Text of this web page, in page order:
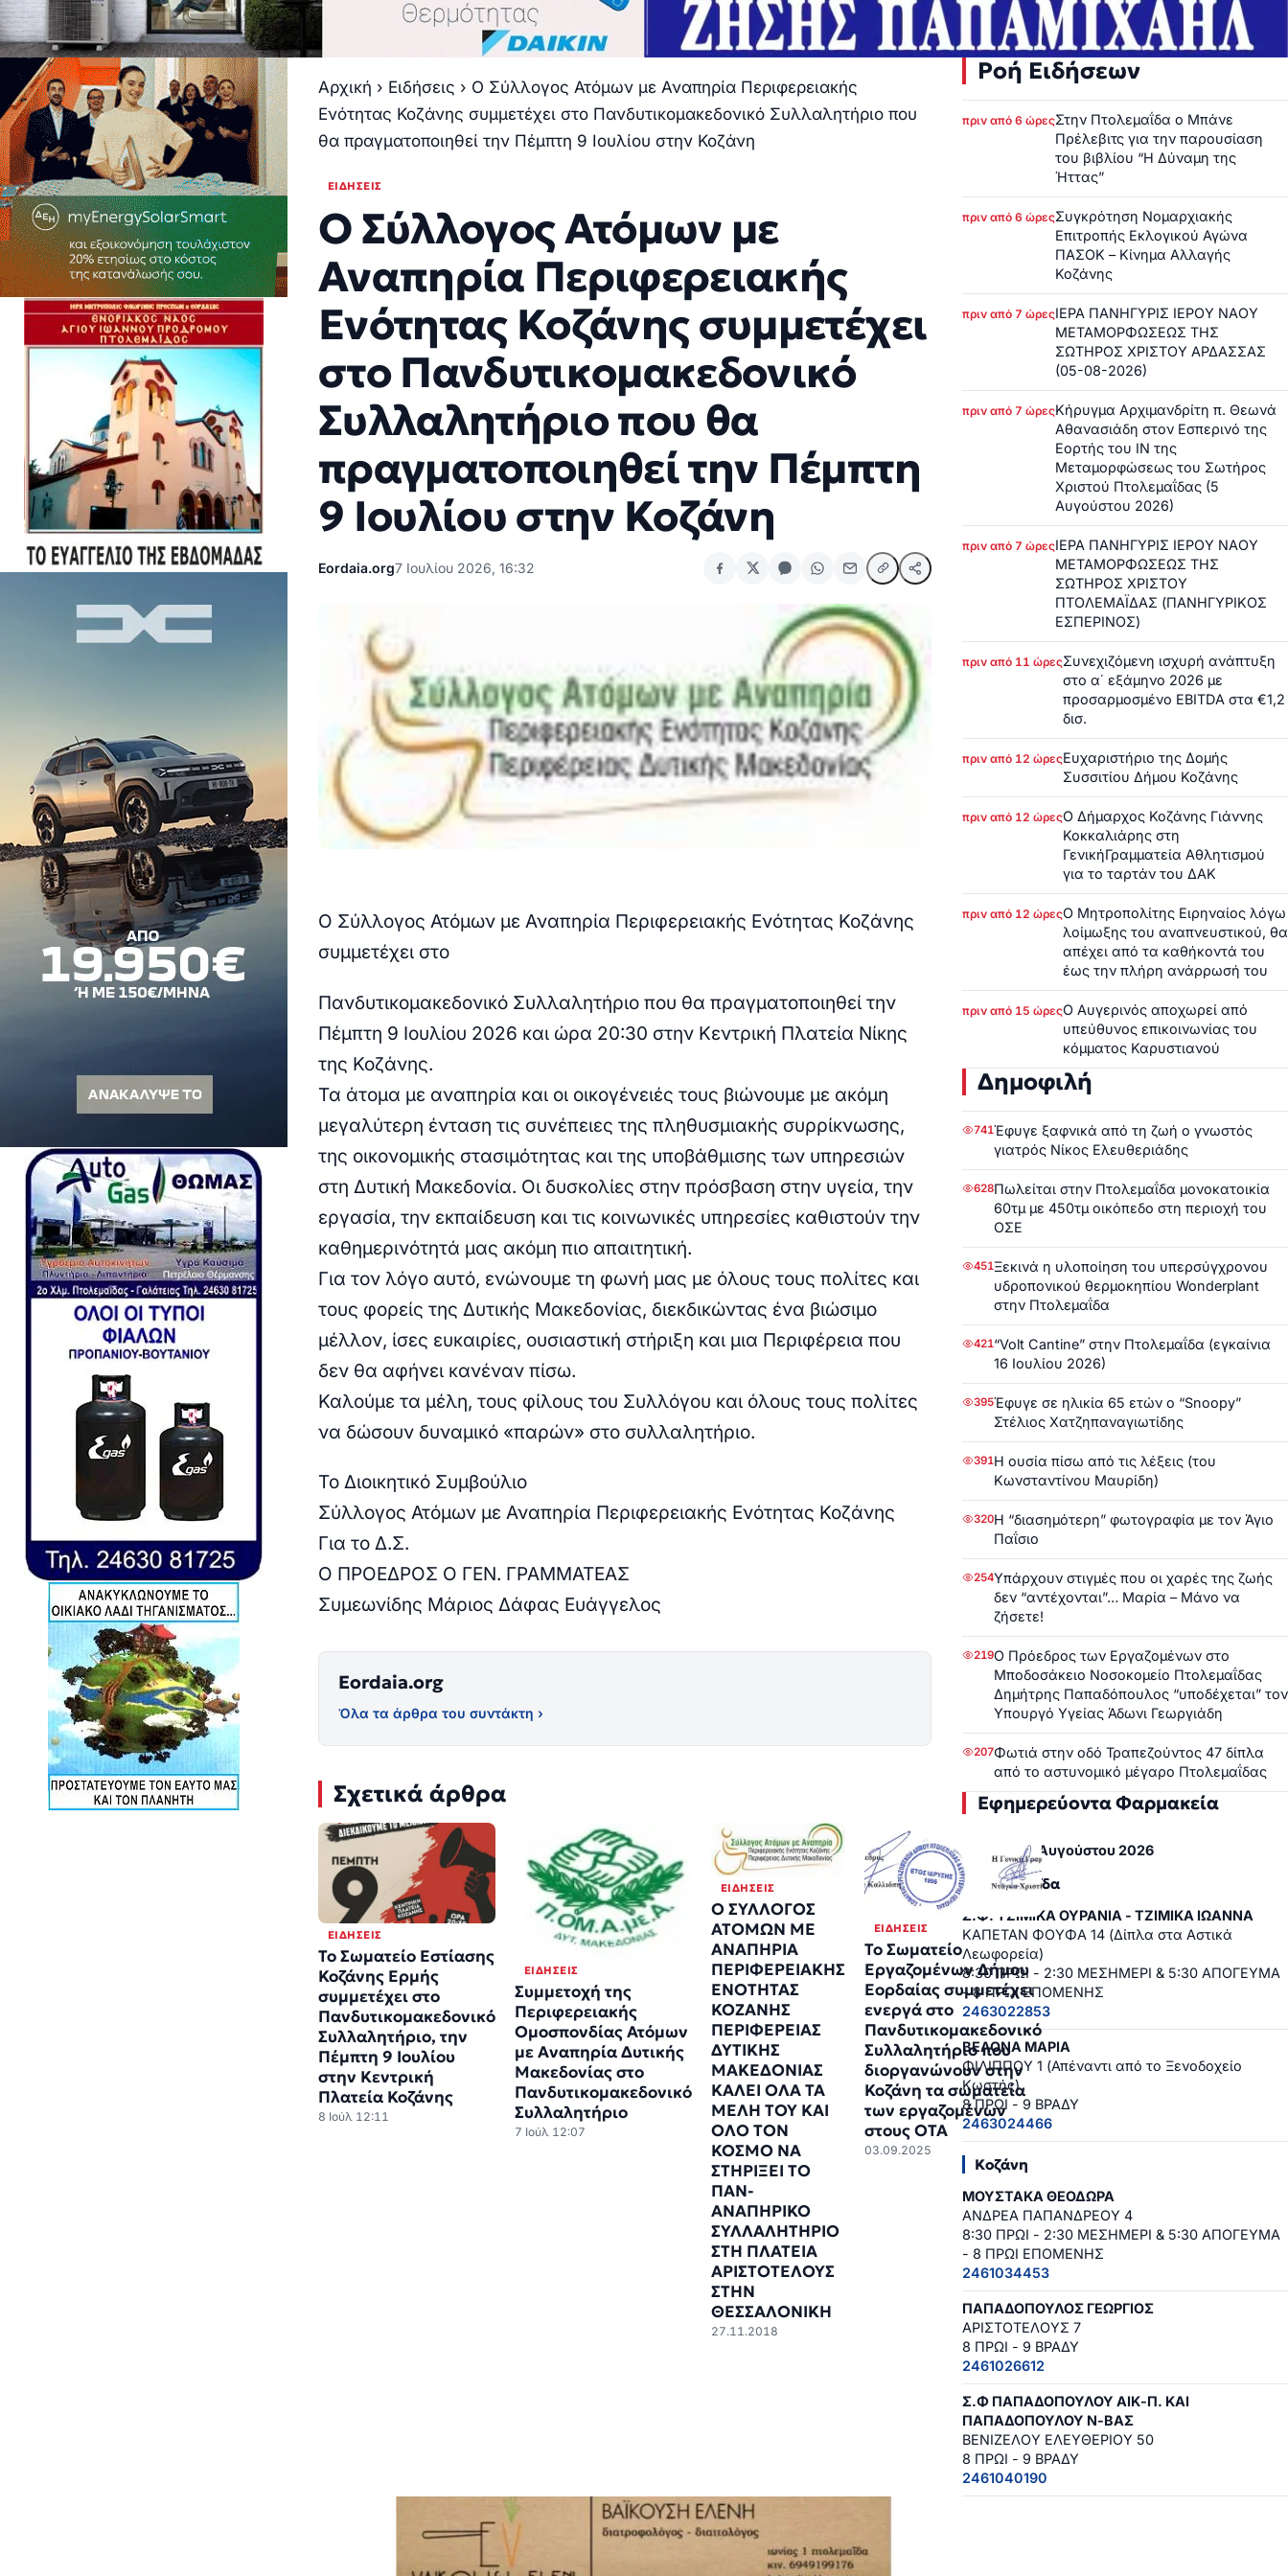
Αρχική › Ειδήσεις › Ο Σύλλογος Ατόμων με Αναπηρία Περιφερειακής
Ενότητας Κοζάνης συμμετέχει στο Πανδυτικομακεδονικό Συλλαλητήριο που
θα πραγματοποιηθεί την Πέμπτη 9 Ιουλίου στην Κοζάνη
ΕΙΔΉΣΕΙΣ
Ο Σύλλογος Ατόμων με
Αναπηρία Περιφερειακής
Ενότητας Κοζάνης συμμετέχει
στο Πανδυτικομακεδονικό
Συλλαλητήριο που θα
πραγματοποιηθεί την Πέμπτη
9 Ιουλίου στην Κοζάνη
Eordaia.org7 Ιουλίου 2026, 16:32
Ο Σύλλογος Ατόμων με Αναπηρία Περιφερειακής Ενότητας Κοζάνης
συμμετέχει στο
Πανδυτικομακεδονικό Συλλαλητήριο που θα πραγματοποιηθεί την
Πέμπτη 9 Ιουλίου 2026 και ώρα 20:30 στην Κεντρική Πλατεία Νίκης
της Κοζάνης.
Τα άτομα με αναπηρία και οι οικογένειές τους βιώνουμε με ακόμη
μεγαλύτερη ένταση τις συνέπειες της πληθυσμιακής συρρίκνωσης,
της οικονομικής στασιμότητας και της υποβάθμισης των υπηρεσιών
στη Δυτική Μακεδονία. Οι δυσκολίες στην πρόσβαση στην υγεία, την
εργασία, την εκπαίδευση και τις κοινωνικές υπηρεσίες καθιστούν την
καθημερινότητά μας ακόμη πιο απαιτητική.
Για τον λόγο αυτό, ενώνουμε τη φωνή μας με όλους τους πολίτες και
τους φορείς της Δυτικής Μακεδονίας, διεκδικώντας ένα βιώσιμο
μέλλον, ίσες ευκαιρίες, ουσιαστική στήριξη και μια Περιφέρεια που
δεν θα αφήνει κανέναν πίσω.
Καλούμε τα μέλη, τους φίλους του Συλλόγου και όλους τους πολίτες
να δώσουν δυναμικό «παρών» στο συλλαλητήριο.
Το Διοικητικό Συμβούλιο
Σύλλογος Ατόμων με Αναπηρία Περιφερειακής Ενότητας Κοζάνης
Για το Δ.Σ.
Ο ΠΡΟΕΔΡΟΣ Ο ΓΕΝ. ΓΡΑΜΜΑΤΕΑΣ
Συμεωνίδης Μάριος Δάφας Ευάγγελος
Eordaia.org
Όλα τα άρθρα του συντάκτη ›
Σχετικά άρθρα
ΕΙΔΉΣΕΙΣ
Το Σωματείο Εστίασης
Κοζάνης Ερμής
συμμετέχει στο
Πανδυτικομακεδονικό
Συλλαλητήριο, την
Πέμπτη 9 Ιουλίου
στην Κεντρική
Πλατεία Κοζάνης
8 Ιούλ 12:11
ΕΙΔΉΣΕΙΣ
Συμμετοχή της
Περιφερειακής
Ομοσπονδίας Ατόμων
με Αναπηρία Δυτικής
Μακεδονίας στο
Πανδυτικομακεδονικό
Συλλαλητήριο
7 Ιούλ 12:07
ΕΙΔΉΣΕΙΣ
Ο ΣΥΛΛΟΓΟΣ
ΑΤΟΜΩΝ ΜΕ
ΑΝΑΠΗΡΙΑ
ΠΕΡΙΦΕΡΕΙΑΚΗΣ
ΕΝΟΤΗΤΑΣ
ΚΟΖΑΝΗΣ
ΠΕΡΙΦΕΡΕΙΑΣ
ΔΥΤΙΚΗΣ
ΜΑΚΕΔΟΝΙΑΣ
ΚΑΛΕΙ ΟΛΑ ΤΑ
ΜΕΛΗ ΤΟΥ ΚΑΙ
ΟΛΟ ΤΟΝ
ΚΟΣΜΟ ΝΑ
ΣΤΗΡΙΞΕΙ ΤΟ
ΠΑΝ-
ΑΝΑΠΗΡΙΚΟ
ΣΥΛΛΑΛΗΤΗΡΙΟ
ΣΤΗ ΠΛΑΤΕΙΑ
ΑΡΙΣΤΟΤΕΛΟΥΣ
ΣΤΗΝ
ΘΕΣΣΑΛΟΝΙΚΗ
27.11.2018
ΕΙΔΉΣΕΙΣ
Το Σωματείο
Εργαζομένων Δήμου
Εορδαίας συμμετέχει
ενεργά στο
Πανδυτικομακεδονικό
Συλλαλητήριο που
διοργανώνουν στην
Κοζάνη τα σωματεία
των εργαζομένων
στους ΟΤΑ
03.09.2025
Ροή Ειδήσεων
πριν από 6 ώρεςΣτην Πτολεμαΐδα ο Μπάνε
Πρέλεβιτς για την παρουσίαση
του βιβλίου “Η Δύναμη της
Ήττας”
πριν από 6 ώρεςΣυγκρότηση Νομαρχιακής
Επιτροπής Εκλογικού Αγώνα
ΠΑΣΟΚ – Κίνημα Αλλαγής
Κοζάνης
πριν από 7 ώρεςΙΕΡΑ ΠΑΝΗΓΥΡΙΣ ΙΕΡΟΥ ΝΑΟΥ
ΜΕΤΑΜΟΡΦΩΣΕΩΣ ΤΗΣ
ΣΩΤΗΡΟΣ ΧΡΙΣΤΟΥ ΑΡΔΑΣΣΑΣ
(05-08-2026)
πριν από 7 ώρεςΚήρυγμα Αρχιμανδρίτη π. Θεωνά
Αθανασιάδη στον Εσπερινό της
Εορτής του ΙΝ της
Μεταμορφώσεως του Σωτήρος
Χριστού Πτολεμαΐδας (5
Αυγούστου 2026)
πριν από 7 ώρεςΙΕΡΑ ΠΑΝΗΓΥΡΙΣ ΙΕΡΟΥ ΝΑΟΥ
ΜΕΤΑΜΟΡΦΩΣΕΩΣ ΤΗΣ
ΣΩΤΗΡΟΣ ΧΡΙΣΤΟΥ
ΠΤΟΛΕΜΑΪΔΑΣ (ΠΑΝΗΓΥΡΙΚΟΣ
ΕΣΠΕΡΙΝΟΣ)
πριν από 11 ώρεςΣυνεχιζόμενη ισχυρή ανάπτυξη
στο α΄ εξάμηνο 2026 με
προσαρμοσμένο EBITDA στα €1,2
δισ.
πριν από 12 ώρεςΕυχαριστήριο της Δομής
Συσσιτίου Δήμου Κοζάνης
πριν από 12 ώρεςΟ Δήμαρχος Κοζάνης Γιάννης
Κοκκαλιάρης στη
ΓενικήΓραμματεία Αθλητισμού
για το ταρτάν του ΔΑΚ
πριν από 12 ώρεςΟ Μητροπολίτης Ειρηναίος λόγω
λοίμωξης του αναπνευστικού, θα
απέχει από τα καθήκοντά του
έως την πλήρη ανάρρωσή του
πριν από 15 ώρεςΟ Αυγερινός αποχωρεί από
υπεύθυνος επικοινωνίας του
κόμματος Καρυστιανού
Δημοφιλή
741Έφυγε ξαφνικά από τη ζωή ο γνωστός
γιατρός Νίκος Ελευθεριάδης
628Πωλείται στην Πτολεμαΐδα μονοκατοικία
60τμ με 450τμ οικόπεδο στη περιοχή του
ΟΣΕ
451Ξεκινά η υλοποίηση του υπερσύγχρονου
υδροπονικού θερμοκηπίου Wonderplant
στην Πτολεμαΐδα
421“Volt Cantine” στην Πτολεμαΐδα (εγκαίνια
16 Ιουλίου 2026)
395Έφυγε σε ηλικία 65 ετών ο “Snoopy”
Στέλιος Χατζηπαναγιωτίδης
391Η ουσία πίσω από τις λέξεις (του
Κωνσταντίνου Μαυρίδη)
320Η “διασημότερη” φωτογραφία με τον Άγιο
Παΐσιο
254Υπάρχουν στιγμές που οι χαρές της ζωής
δεν “αντέχονται”… Μαρία – Μάνο να
ζήσετε!
219Ο Πρόεδρος των Εργαζομένων στο
Μποδοσάκειο Νοσοκομείο Πτολεμαΐδας
Δημήτρης Παπαδόπουλος “υποδέχεται” τον
Υπουργό Υγείας Άδωνι Γεωργιάδη
207Φωτιά στην οδό Τραπεζούντος 47 δίπλα
από το αστυνομικό μέγαρο Πτολεμαΐδας
Εφημερεύοντα Φαρμακεία
Τετάρτη, 5 Αυγούστου 2026
Πτολεμαΐδα
Σ.Φ. ΤΖΙΜΙΚΑ ΟΥΡΑΝΙΑ - ΤΖΙΜΙΚΑ ΙΩΑΝΝΑ
ΚΑΠΕΤΑΝ ΦΟΥΦΑ 14 (Δίπλα στα Αστικά
Λεωφορεία)
8:30 ΠΡΩΙ - 2:30 ΜΕΣΗΜΕΡΙ & 5:30 ΑΠΟΓΕΥΜΑ
- 8 ΠΡΩΙ ΕΠΟΜΕΝΗΣ
2463022853
ΒΕΛΟΝΑ ΜΑΡΙΑ
ΦΙΛΙΠΠΟΥ 1 (Απέναντι από το Ξενοδοχείο
Κωστής)
8 ΠΡΩΙ - 9 ΒΡΑΔΥ
2463024466
Κοζάνη
ΜΟΥΣΤΑΚΑ ΘΕΟΔΩΡΑ
ΑΝΔΡΕΑ ΠΑΠΑΝΔΡΕΟΥ 4
8:30 ΠΡΩΙ - 2:30 ΜΕΣΗΜΕΡΙ & 5:30 ΑΠΟΓΕΥΜΑ
- 8 ΠΡΩΙ ΕΠΟΜΕΝΗΣ
2461034453
ΠΑΠΑΔΟΠΟΥΛΟΣ ΓΕΩΡΓΙΟΣ
ΑΡΙΣΤΟΤΕΛΟΥΣ 7
8 ΠΡΩΙ - 9 ΒΡΑΔΥ
2461026612
Σ.Φ ΠΑΠΑΔΟΠΟΥΛΟΥ ΑΙΚ-Π. ΚΑΙ
ΠΑΠΑΔΟΠΟΥΛΟΥ Ν-ΒΑΣ
ΒΕΝΙΖΕΛΟΥ ΕΛΕΥΘΕΡΙΟΥ 50
8 ΠΡΩΙ - 9 ΒΡΑΔΥ
2461040190